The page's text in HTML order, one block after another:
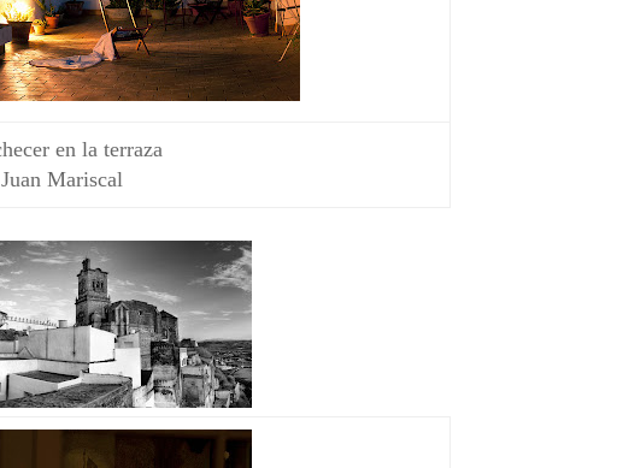
en la terraza
Mariscal